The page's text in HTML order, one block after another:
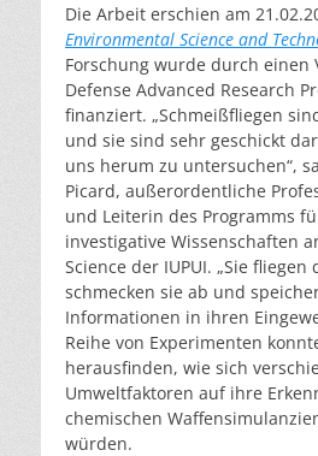
Die Arbeit erschien am
Environmental Science and
Forschung wurde durch einen
Defense Advanced Research
finanziert. „Schmeißfliegen
und sie sind sehr geschickt
uns herum zu untersuchen“,
Picard, außerordentliche
und Leiterin des Programms
investigative Wissenschaften
Science der IUPUI. „Sie
schmecken sie ab und
Informationen in ihren
Reihe von Experimenten
herausfinden, wie sich
Umweltfaktoren auf ihre
chemischen
würden.